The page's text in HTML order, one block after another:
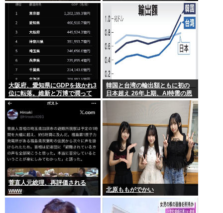
用理念もコスト意識もない」
限逸脱」
大阪府、愛知県にGDPを抜かれ3
位に転落。維新と万博で潤って
るはずじゃ…
韓国と台湾の輸出額ともに初の
日本超え 26年上期、AI特需の恩
恵で差
菅直人元総理、再評価される
www
北原ももがでかい